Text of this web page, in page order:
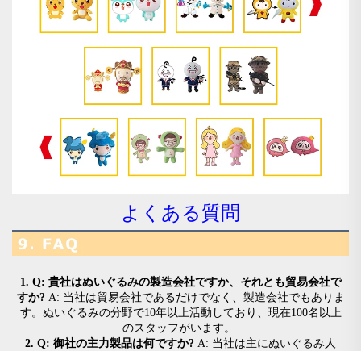
よくある質問
1. Q: 貴社はぬいぐるみの製造会社ですか、それとも貿易会社で
すか? A: 当社は貿易会社であるだけでなく、製造会社でもありま
す。ぬいぐるみの分野で10年以上活動しており、現在100名以上
のスタッフがいます。
2. Q: 御社の主力製品は何ですか? A: 当社は主にぬいぐるみ人